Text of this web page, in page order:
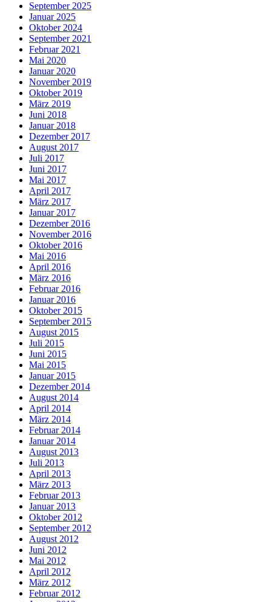
September 2025
Januar 2025
Oktober 2024
September 2021
Februar 2021
Mai 2020
Januar 2020
November 2019
Oktober 2019
März 2019
Juni 2018
Januar 2018
Dezember 2017
August 2017
Juli 2017
Juni 2017
Mai 2017
April 2017
März 2017
Januar 2017
Dezember 2016
November 2016
Oktober 2016
Mai 2016
April 2016
März 2016
Februar 2016
Januar 2016
Oktober 2015
September 2015
August 2015
Juli 2015
Juni 2015
Mai 2015
Januar 2015
Dezember 2014
August 2014
April 2014
März 2014
Februar 2014
Januar 2014
August 2013
Juli 2013
April 2013
März 2013
Februar 2013
Januar 2013
Oktober 2012
September 2012
August 2012
Juni 2012
Mai 2012
April 2012
März 2012
Februar 2012